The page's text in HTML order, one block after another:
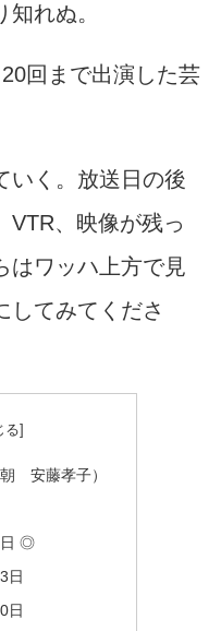
れぬ。
回まで出演した芸
く。放送日の後
、映像が残っ
はワッハ上方で見
してみてくださ
安藤孝子）
◎
日
日